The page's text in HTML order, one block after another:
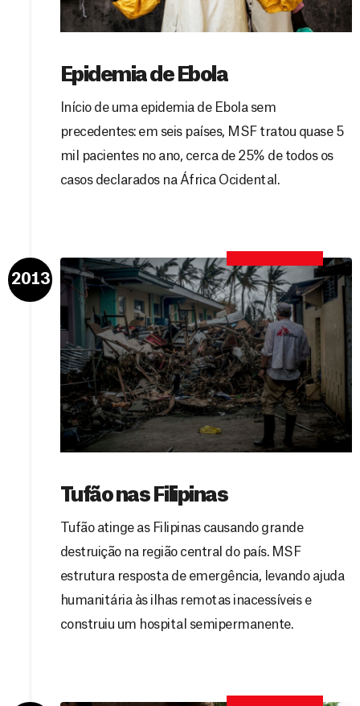
Epidemia de Ebola
Início de uma epidemia de Ebola sem
precedentes: em seis países, MSF tratou quase 5
mil pacientes no ano, cerca de 25% de todos os
casos declarados na África Ocidental.
2013
Tufão nas Filipinas
Tufão atinge as Filipinas causando grande
destruição na região central do país. MSF
estrutura resposta de emergência, levando ajuda
humanitária às ilhas remotas inacessíveis e
construiu um hospital semipermanente.